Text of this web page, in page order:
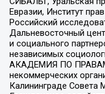
Евразии, Институт
Российский
Дальневосточный
и социального
независимых
АКАДЕМИЯ ПО ПРАВАМ
некоммерческих
Калининграде Совета